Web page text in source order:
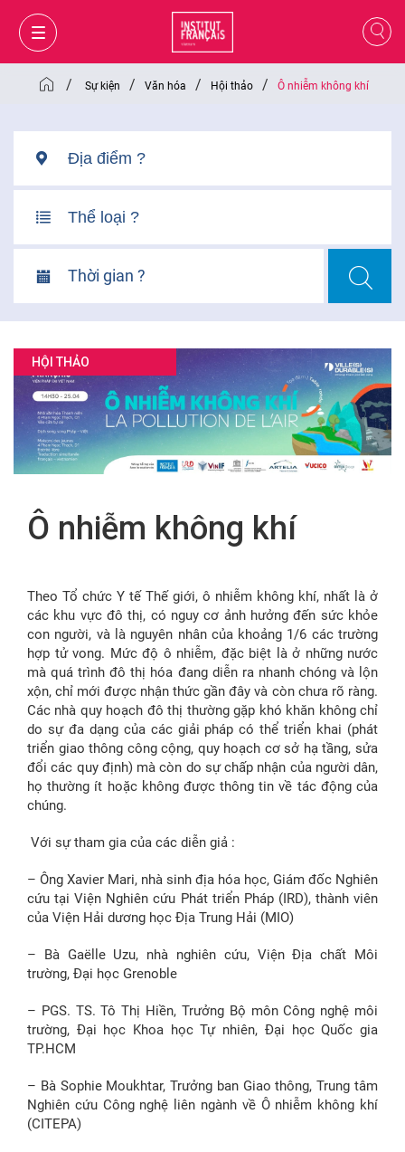
VI
VI
/ Sự kiện / Văn hóa / Hội thảo / Ô nhiễm không khí
Thời gian ?
HỘI THẢO
Ô nhiễm không khí
Theo Tổ chức Y tế Thế giới, ô nhiễm không khí, nhất là ở
các khu vực đô thị, có nguy cơ ảnh hưởng đến sức khỏe
con người, và là nguyên nhân của khoảng 1/6 các trường
hợp tử vong. Mức độ ô nhiễm, đặc biệt là ở những nước
mà quá trình đô thị hóa đang diễn ra nhanh chóng và lộn
xộn, chỉ mới được nhận thức gần đây và còn chưa rõ ràng.
Các nhà quy hoạch đô thị thường gặp khó khăn không chỉ
do sự đa dạng của các giải pháp có thể triển khai (phát
triển giao thông công cộng, quy hoạch cơ sở hạ tầng, sửa
đổi các quy định) mà còn do sự chấp nhận của người dân,
họ thường ít hoặc không được thông tin về tác động của
chúng.
Với sự tham gia của các diễn giả :
– Ông Xavier Mari, nhà sinh địa hóa học, Giám đốc Nghiên
cứu tại Viện Nghiên cứu Phát triển Pháp (IRD), thành viên
của Viện Hải dương học Địa Trung Hải (MIO)
– Bà Gaëlle Uzu, nhà nghiên cứu, Viện Địa chất Môi
trường, Đại học Grenoble
– PGS. TS. Tô Thị Hiền, Trưởng Bộ môn Công nghệ môi
trường, Đại học Khoa học Tự nhiên, Đại học Quốc gia
TP.HCM
– Bà Sophie Moukhtar, Trưởng ban Giao thông, Trung tâm
Nghiên cứu Công nghệ liên ngành về Ô nhiễm không khí
(CITEPA)